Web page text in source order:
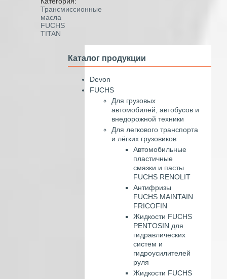
Трансмиссионные
масла
FUCHS
TITAN
Каталог продукции
Devon
FUCHS
Для грузовых
автомобилей, автобусов и
внедорожной техники
Для легкового транспорта
и лёгких грузовиков
Автомобильные
пластичные
смазки и пасты
FUCHS RENOLIT
Антифризы
FUCHS MAINTAIN
FRICOFIN
Жидкости FUCHS
PENTOSIN для
гидравлических
систем и
гидроусилителей
руля
Жидкости FUCHS